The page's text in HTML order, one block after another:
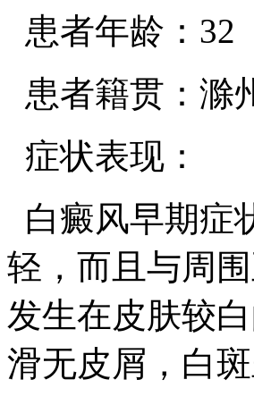
患者年龄：32
患者籍贯：滁
症状表现：
白癜风早期症
轻，而且与周
发生在皮肤较
滑无皮屑，白